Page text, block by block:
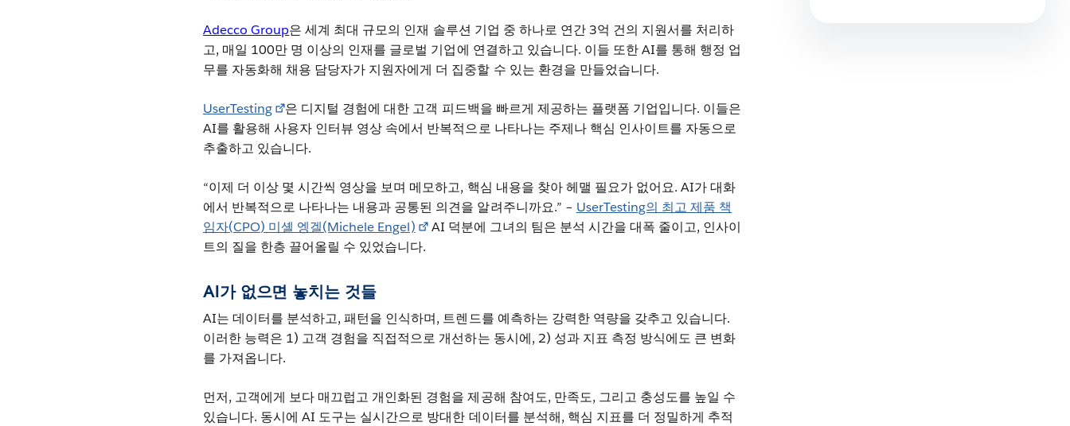
Adecco Group은 세계 최대 규모의 인재 솔루션 기업 중 하나로 연간 3억 건의 지원서를 처리하
고, 매일 100만 명 이상의 인재를 글로벌 기업에 연결하고 있습니다. 이들 또한 AI를 통해 행정 업
무를 자동화해 채용 담당자가 지원자에게 더 집중할 수 있는 환경을 만들었습니다.
UserTesting
은 디지털 경험에 대한 고객 피드백을 빠르게 제공하는 플랫폼 기업입니다. 이들은
AI를 활용해 사용자 인터뷰 영상 속에서 반복적으로 나타나는 주제나 핵심 인사이트를 자동으로
추출하고 있습니다.
“이제 더 이상 몇 시간씩 영상을 보며 메모하고, 핵심 내용을 찾아 헤맬 필요가 없어요. AI가 대화
에서 반복적으로 나타나는 내용과 공통된 의견을 알려주니까요.” – UserTesting의 최고 제품 책
임자(CPO) 미셸 엥겔(Michele Engel)
AI 덕분에 그녀의 팀은 분석 시간을 대폭 줄이고, 인사이
트의 질을 한층 끌어올릴 수 있었습니다.
AI가 없으면 놓치는 것들
AI는 데이터를 분석하고, 패턴을 인식하며, 트렌드를 예측하는 강력한 역량을 갖추고 있습니다.
이러한 능력은 1) 고객 경험을 직접적으로 개선하는 동시에, 2) 성과 지표 측정 방식에도 큰 변화
를 가져옵니다.
먼저, 고객에게 보다 매끄럽고 개인화된 경험을 제공해 참여도, 만족도, 그리고 충성도를 높일 수
있습니다. 동시에 AI 도구는 실시간으로 방대한 데이터를 분석해, 핵심 지표를 더 정밀하게 추적